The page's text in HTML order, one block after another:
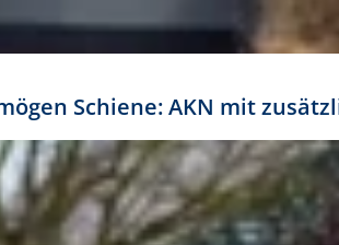
Schiene: AKN mit